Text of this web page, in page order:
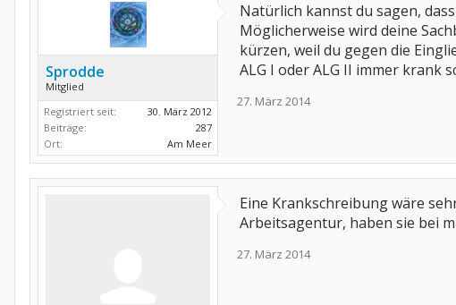
Sprodde
Mitglied
Registriert seit:
30. März 2012
Beiträge:
287
Ort:
Am Meer
Natürlich kannst du sagen,
Möglicherweise wird deine
kürzen, weil du gegen die
ALG I oder ALG II immer krank
27. März 2014
Eine Krankschreibung wäre
Arbeitsagentur, haben sie bei
27. März 2014